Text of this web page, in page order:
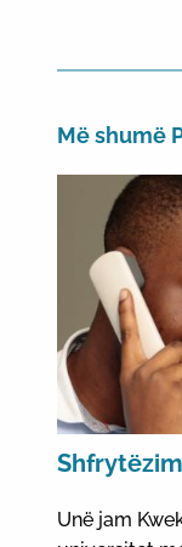
Më shumë
Unë jam